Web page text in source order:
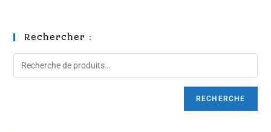
Rechercher :
RECHERCHE